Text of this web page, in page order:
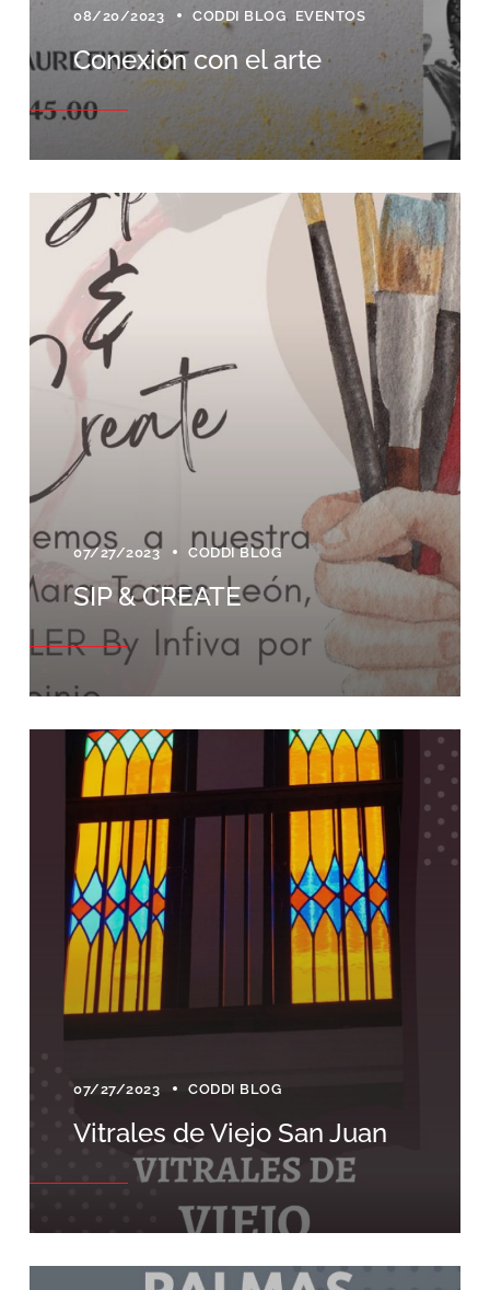
08/20/2023 CODDI BLOG EVENTOS
Conexión con el arte
07/27/2023 CODDI BLOG
SIP & CREATE
07/27/2023 CODDI BLOG
Vitrales de Viejo San Juan